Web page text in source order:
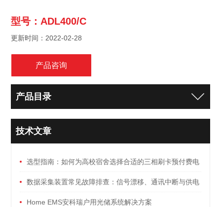
型号：ADL400/C
更新时间：2022-02-28
产品咨询
产品目录
技术文章
选型指南：如何为高校宿舍选择合适的三相刷卡预付费电
能表数据采集装置常见故障排查：信号漂移、通讯中断与供电
异常Home EMS安科瑞户用光储系统解决方案